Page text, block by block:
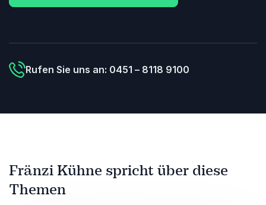
Rufen Sie uns an: 0451 – 8118 9100
Fränzi Kühne spricht über diese
Themen